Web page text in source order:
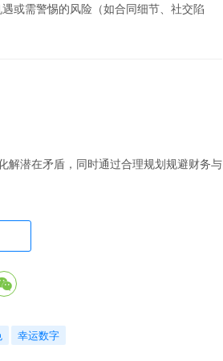
或需警惕的风险（如合同细节、社交陷
解潜在矛盾，同时通过合理规划规避财务与
幸运数字